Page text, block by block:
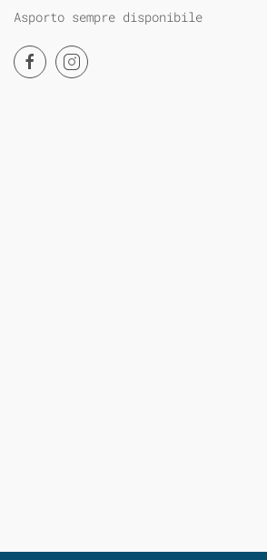
Asporto sempre disponibile